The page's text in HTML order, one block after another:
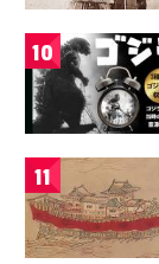
10
11